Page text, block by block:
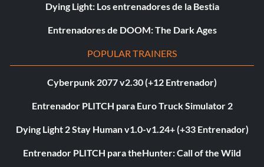
Dying Light: Los entrenadores de la Bestia
Entrenadores de DOOM: The Dark Ages
POPULAR TRAINERS
Cyberpunk 2077 v2.30 (+12 Entrenador)
Entrenador PLITCH para Euro Truck Simulator 2
Dying Light 2 Stay Human v1.0-v1.24+ (+33 Entrenador)
Entrenador PLITCH para theHunter: Call of the Wild